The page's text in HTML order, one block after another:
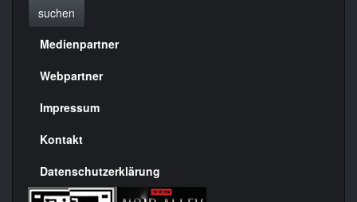
suchen
Menülinks
rechte
Seite
Medienpartner
Webpartner
Impressum
Kontakt
Datenschutzerklärung